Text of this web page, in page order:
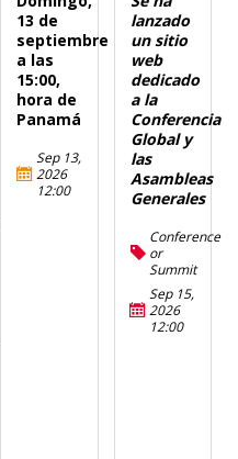
13 de
septiembre
a las
15:00,
hora de
Panamá
Sep 13,
2026
12:00
lanzado
un sitio
web
dedicado
a la
Conferencia
Global y
las
Asambleas
Generales
Conference
or
Summit
Sep 15,
2026
12:00